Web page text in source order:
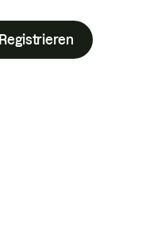
Registrieren